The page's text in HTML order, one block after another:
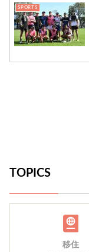
SPORTS
TOPICS
移住